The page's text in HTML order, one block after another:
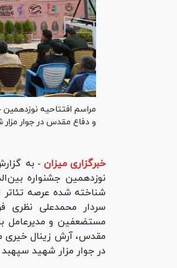
مراسم افتتاحیه
و دفاع مقدس در جوار
خبرگزاری میزان - به
نوزدهمین جشنواره
شناخته شده عرصه
سردار محمدعلی نظری
مستضعفین و مدیرعامل
مقدس، آرش زینال خیری
در جوار مزار شهید